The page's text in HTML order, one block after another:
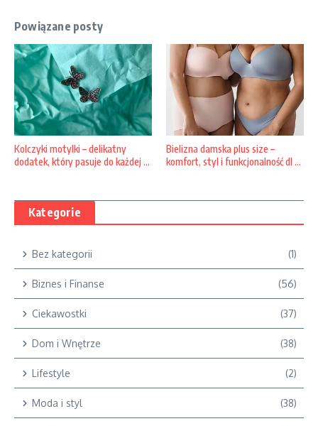
Powiązane posty
Kolczyki motylki – delikatny
dodatek, który pasuje do każdej ...
Bielizna damska plus size –
komfort, styl i funkcjonalność dl ...
Kategorie
Bez kategorii (1)
Biznes i Finanse (56)
Ciekawostki (37)
Dom i Wnętrze (38)
Lifestyle (2)
Moda i styl (38)